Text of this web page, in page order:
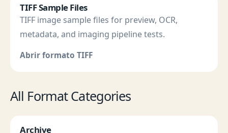
TIFF Sample Files
TIFF image sample files for preview, OCR,
metadata, and imaging pipeline tests.
Abrir formato TIFF
All Format Categories
Archive